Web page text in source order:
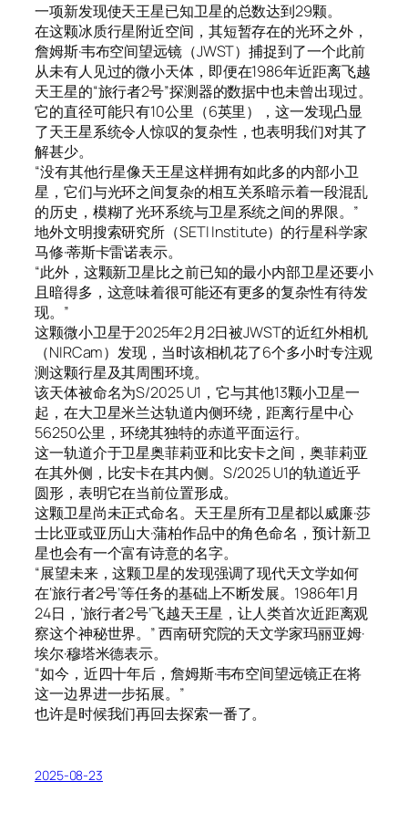
一项新发现使天王星已知卫星的总数达到29颗。
在这颗冰质行星附近空间，其短暂存在的光环之外，
詹姆斯·韦布空间望远镜（JWST）捕捉到了一个此前
从未有人见过的微小天体，即便在1986年近距离飞越
天王星的“旅行者2号”探测器的数据中也未曾出现过。
它的直径可能只有10公里（6英里），这一发现凸显
了天王星系统令人惊叹的复杂性，也表明我们对其了
解甚少。
“没有其他行星像天王星这样拥有如此多的内部小卫
星，它们与光环之间复杂的相互关系暗示着一段混乱
的历史，模糊了光环系统与卫星系统之间的界限。”
地外文明搜索研究所（SETI Institute）的行星科学家
马修·蒂斯卡雷诺表示。
“此外，这颗新卫星比之前已知的最小内部卫星还要小
且暗得多，这意味着很可能还有更多的复杂性有待发
现。”
这颗微小卫星于2025年2月2日被JWST的近红外相机
（NIRCam）发现，当时该相机花了6个多小时专注观
测这颗行星及其周围环境。
该天体被命名为S/2025 U1，它与其他13颗小卫星一
起，在大卫星米兰达轨道内侧环绕，距离行星中心
56250公里，环绕其独特的赤道平面运行。
这一轨道介于卫星奥菲莉亚和比安卡之间，奥菲莉亚
在其外侧，比安卡在其内侧。S/2025 U1的轨道近乎
圆形，表明它在当前位置形成。
这颗卫星尚未正式命名。天王星所有卫星都以威廉·莎
士比亚或亚历山大·蒲柏作品中的角色命名，预计新卫
星也会有一个富有诗意的名字。
“展望未来，这颗卫星的发现强调了现代天文学如何
在‘旅行者2号’等任务的基础上不断发展。1986年1月
24日，‘旅行者2号’飞越天王星，让人类首次近距离观
察这个神秘世界。” 西南研究院的天文学家玛丽亚姆·
埃尔·穆塔米德表示。
“如今，近四十年后，詹姆斯·韦布空间望远镜正在将
这一边界进一步拓展。”
也许是时候我们再回去探索一番了。
2025-08-23